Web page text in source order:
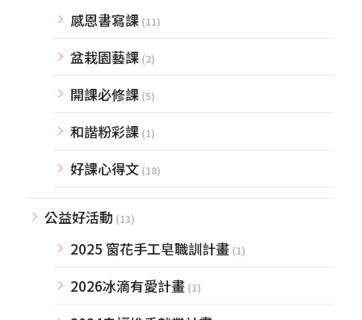
感恩書寫課 (11)
盆栽園藝課 (2)
開課必修課 (5)
和諧粉彩課 (1)
好課心得文 (18)
公益好活動 (13)
2025 窗花手工皂職訓計畫 (1)
2026冰滴有愛計畫 (1)